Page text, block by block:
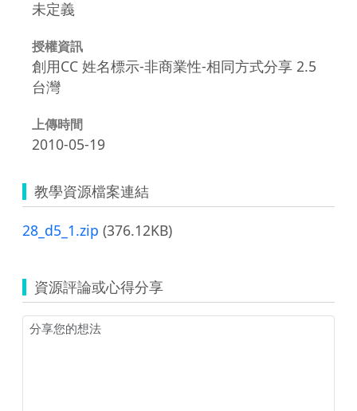
未定義
授權資訊
創用CC 姓名標示-非商業性-相同方式分享 2.5
台灣
上傳時間
2010-05-19
教學資源檔案連結
28_d5_1.zip (376.12KB)
資源評論或心得分享